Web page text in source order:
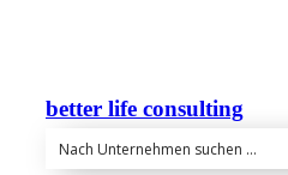
better life consulting